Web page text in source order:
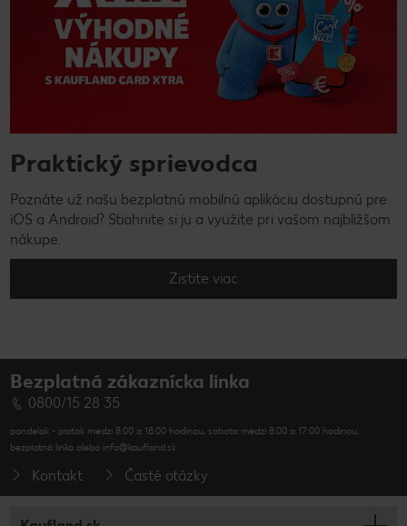
Praktický sprievodca
Poznáte už našu bezplatnú mobilnú aplikáciu dostupnú pre
iOS a Android? Stiahnite si ju a využite pri vašom najbližšom
nákupe.
Zistite viac
Bezplatná zákaznícka linka
0800/15 28 35
pondelok - piatok medzi 8:00 a 18:00 hodinou, sobota medzi 8:00 a 17:00 hodinou,
bezplatná linka alebo info@kaufland.sk
Kontakt Časté otázky